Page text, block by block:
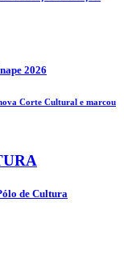
2026
Corte Cultural e marcou
de Cultura